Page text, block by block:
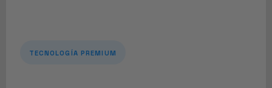
TECNOLOGÍA PREMIUM